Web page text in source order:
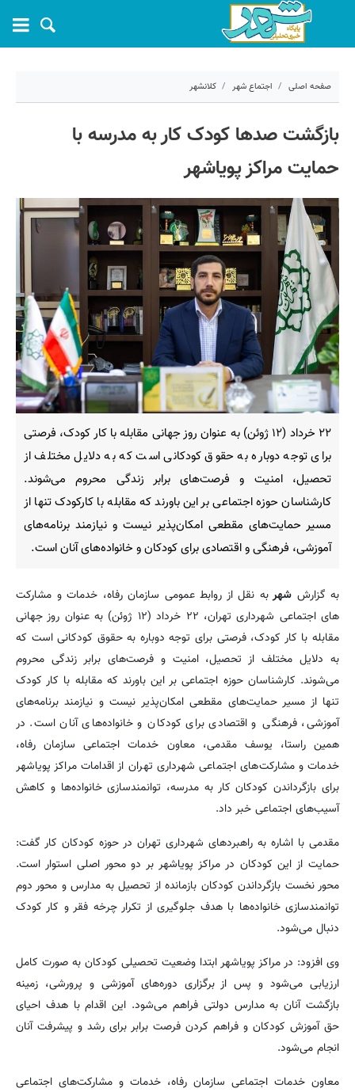
صفحه اصلی اجتماع شهر کلانشهر
کد مطلب:
بازگشت صدها کودک کار به مدرسه با
حمایت مراکز پویاشهر
۲۲ خرداد (۱۲ ژوئن) به عنوان روز جهانی مقابله با کار کودک، فرصتی
برای توجه دوباره به حقوق کودکانی است که به دلایل مختلف از
تحصیل، امنیت و فرصت‌های برابر زندگی محروم می‌شوند.
کارشناسان حوزه اجتماعی بر این باورند که مقابله با کارکودک تنها از
مسیر حمایت‌های مقطعی امکان‌پذیر نیست و نیازمند برنامه‌های
آموزشی، فرهنگی و اقتصادی برای کودکان و خانواده‌های آنان است.
به گزارش شهربه نقل از روابط عمومی سازمان رفاه، خدمات و مشارکت
های اجتماعی شهرداری تهران، ۲۲ خرداد (۱۲ ژوئن) به عنوان روز جهانی
مقابله با کار کودک، فرصتی برای توجه دوباره به حقوق کودکانی است که
به دلایل مختلف از تحصیل، امنیت و فرصت‌های برابر زندگی محروم
می‌شوند. کارشناسان حوزه اجتماعی بر این باورند که مقابله با کار کودک
تنها از مسیر حمایت‌های مقطعی امکان‌پذیر نیست و نیازمند برنامه‌های
آموزشی، فرهنگی و اقتصادی برای کودکان و خانواده‌های آنان است. در
همین راستا، یوسف مقدمی، معاون خدمات اجتماعی سازمان رفاه،
خدمات و مشارکت‌های اجتماعی شهرداری تهران از اقدامات مراکز پویاشهر
برای بازگرداندن کودکان کار به مدرسه، توانمندسازی خانواده‌ها و کاهش
آسیب‌های اجتماعی خبر داد.
مقدمی با اشاره به راهبردهای شهرداری تهران در حوزه کودکان کار گفت:
حمایت از این کودکان در مراکز پویاشهر بر دو محور اصلی استوار است.
محور نخست بازگرداندن کودکان بازمانده از تحصیل به مدارس و محور دوم
توانمندسازی خانواده‌ها با هدف جلوگیری از تکرار چرخه فقر و کار کودک
دنبال می‌شود.
وی افزود: در مراکز پویاشهر ابتدا وضعیت تحصیلی کودکان به صورت کامل
ارزیابی می‌شود و پس از برگزاری دوره‌های آموزشی و پرورشی، زمینه
بازگشت آنان به مدارس دولتی فراهم می‌شود. این اقدام با هدف احیای
حق آموزش کودکان و فراهم کردن فرصت برابر برای رشد و پیشرفت آنان
انجام می‌شود.
معاون خدمات اجتماعی سازمان رفاه، خدمات و مشارکت‌های اجتماعی